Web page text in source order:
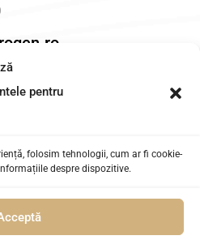
pentru
folosim tehnologii, cum ar fi cookie-
despre dispozitive.
Powered by